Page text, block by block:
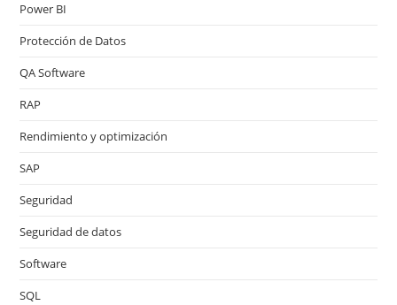
Power BI
Protección de Datos
QA Software
RAP
Rendimiento y optimización
SAP
Seguridad
Seguridad de datos
Software
SQL